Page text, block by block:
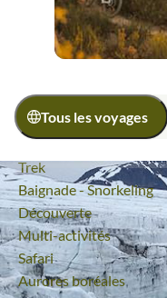
Quelle activité ?
Randonnée
Trek
Baignade - Snorkeling
Découverte
Multi-activités
Safari
Aurores boréales
Voyages
99% de
voyage au
longerez ainsi les
les colonies d’oiseaux
Guide de voyage
Tous les voyages
Activité
Kayak et canoë
Observation